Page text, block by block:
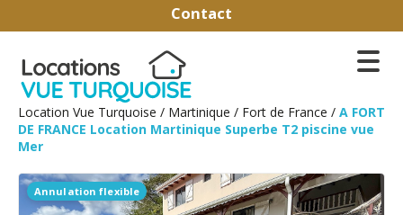
Contact
Location Vue Turquoise / Martinique / Fort de France / A FORT
DE FRANCE Location Martinique Superbe T2 piscine vue
Mer
Annulation flexible